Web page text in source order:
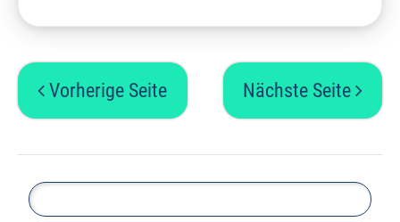
Vorherige Seite Nächste Seite